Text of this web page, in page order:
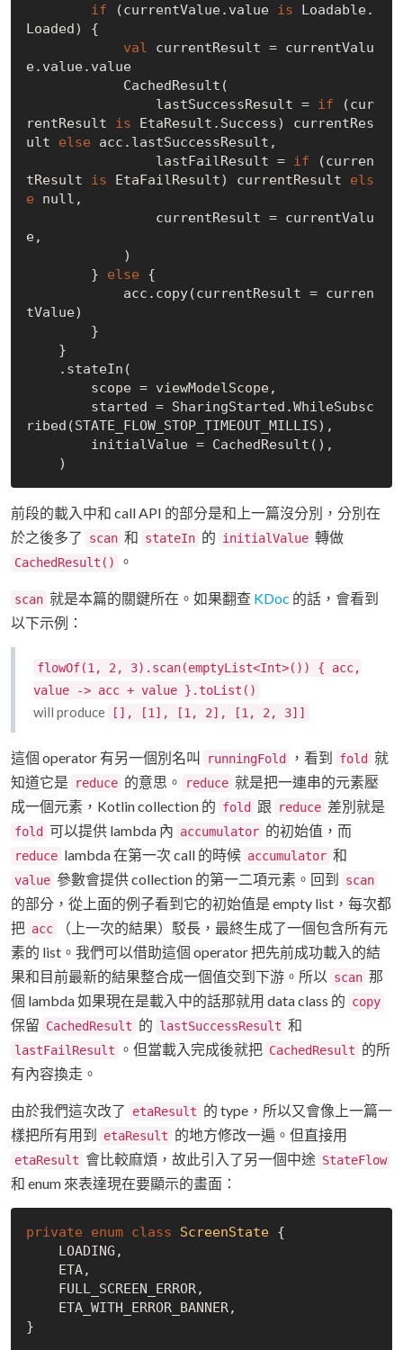
if (currentValue.value is Loadable.
Loaded) {
val currentResult = currentValu
e.value.value
                lastSuccessResult =
if (cur
rentResult is EtaResult.Success) currentRes
ult else acc.lastSuccessResult,
                lastFailResult =
if (curren
tResult is EtaFailResult) currentResult els
e
null ,
e,
        }
else {
tValue)
ribed(STATE_FLOW_STOP_TIMEOUT_MILLIS),
前段的載入中和 call API 的部分是和上一篇沒分別，分別在
於之後多了
scan 和 stateIn 的 initialValue 轉做
CachedResult() 。
scan 就是本篇的關鍵所在。如果翻查 KDoc 的話，會看到
以下示例：
flowOf(1, 2, 3).scan(emptyList<Int>()) { acc,
value -> acc + value }.toList()
will produce [], [1], [1, 2], [1, 2, 3]]
這個 operator 有另一個別名叫 runningFold ，看到 fold 就
知道它是
reduce 的意思。 reduce 就是把一連串的元素壓
成一個元素，Kotlin collection 的 fold 跟 reduce 差別就是
fold 可以提供 lambda 內 accumulator 的初始值，而
reduce lambda 在第一次 call 的時候 accumulator 和
value 參數會提供 collection 的第一二項元素。回到 scan
的部分，從上面的例子看到它的初始值是 empty list，每次都
把 acc
（上一次的結果）駁長，最終生成了一個包含所有元
素的 list。我們可以借助這個 operator 把先前成功載入的結
果和目前最新的結果整合成一個值交到下游。所以 scan 那
個 lambda 如果現在是載入中的話那就用 data class 的 copy
保留 CachedResult 的 lastSuccessResult 和
lastFailResult 。但當載入完成後就把 CachedResult 的所
有內容換走。
由於我們這次改了 etaResult 的 type，所以又會像上一篇一
樣把所有用到
etaResult 的地方修改一遍。但直接用
etaResult 會比較麻煩，故此引入了另一個中途 StateFlow
和 enum 來表達現在要顯示的畫面：
private enum class ScreenState {
}